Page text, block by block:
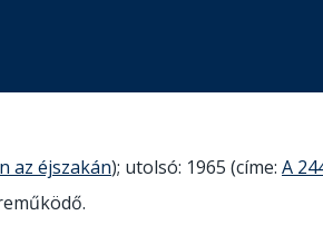
az éjszakán); utolsó: 1965 (címe: A